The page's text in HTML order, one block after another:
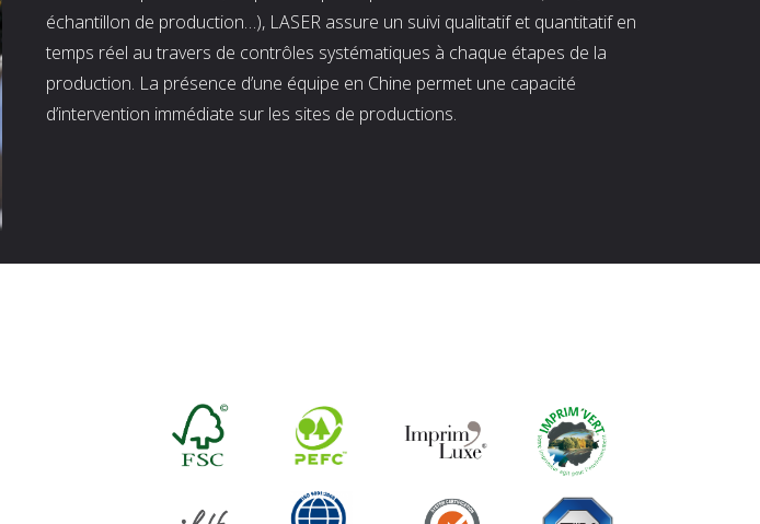
échantillon de production…), LASER assure un suivi qualitatif et quantitatif en
temps réel au travers de contrôles systématiques à chaque étapes de la
production. La présence d’une équipe en Chine permet une capacité
d’intervention immédiate sur les sites de productions.